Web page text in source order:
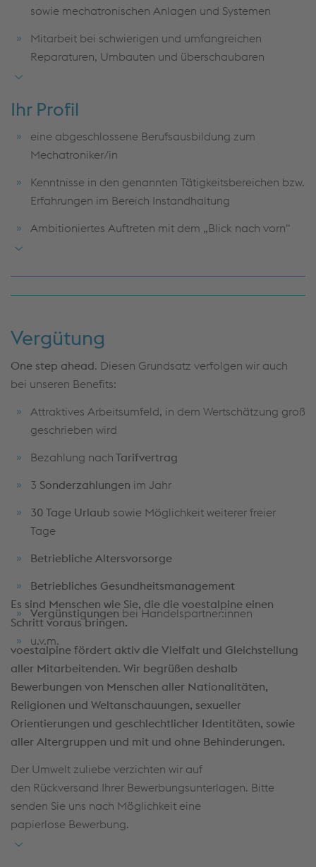
sowie mechatronischen Anlagen und Systemen
Mitarbeit bei schwierigen und umfangreichen
Reparaturen, Umbauten und überschaubaren
Systeme aufgrund von Störungsmeldungen
Bedarfsmeldung bzgl. Ersatzteile zur externen
Beschaffung an Vorgesetzten weiterleiten
Einfache Wartungsarbeiten nach Plänen durchführen
(z.B. Ausfall Hardware, Software)
anhand der Meldungen beurteilen, Reparatur- bzw.
Austauschumfänge festlegen, Reparatur durchführen,
ggf. mit Rücksprache mit dem Vorgesetzten
Dokumentation und Information der
Schadensmeldung sowie Störungsbeseitigung
Ihr Profil
eine abgeschlossene Berufsausbildung zum
Mechatroniker/in
Kenntnisse in den genannten Tätigkeitsbereichen bzw.
Erfahrungen im Bereich Instandhaltung
Ambitioniertes Auftreten mit dem „Blick nach vorn“
Vergütung
One step ahead. Diesen Grundsatz verfolgen wir auch
bei unseren Benefits:
Attraktives Arbeitsumfeld, in dem Wertschätzung groß
geschrieben wird
Bezahlung nach Tarifvertrag
3 Sonderzahlungen im Jahr
30 Tage Urlaub sowie Möglichkeit weiterer freier
Tage
Betriebliche Altersvorsorge
Betriebliches Gesundheitsmanagement
Vergünstigungen bei Handelspartner:innen
u.v.m.
Es sind Menschen wie Sie, die die voestalpine einen
Schritt voraus bringen.
voestalpine fördert aktiv die Vielfalt und Gleichstellung
aller Mitarbeitenden. Wir begrüßen deshalb
Bewerbungen von Menschen aller Nationalitäten,
Religionen und Weltanschauungen, sexueller
Orientierungen und geschlechtlicher Identitäten, sowie
aller Altergruppen und mit und ohne Behinderungen.
Der Umwelt zuliebe verzichten wir auf
den Rückversand Ihrer Bewerbungsunterlagen. Bitte
senden Sie uns nach Möglichkeit eine
papierlose Bewerbung.